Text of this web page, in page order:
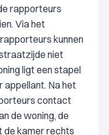
rapporteurs
Via het
kunnen
niet
ligt een stapel
appellant. Na het
contact
de woning, de
de kamer rechts